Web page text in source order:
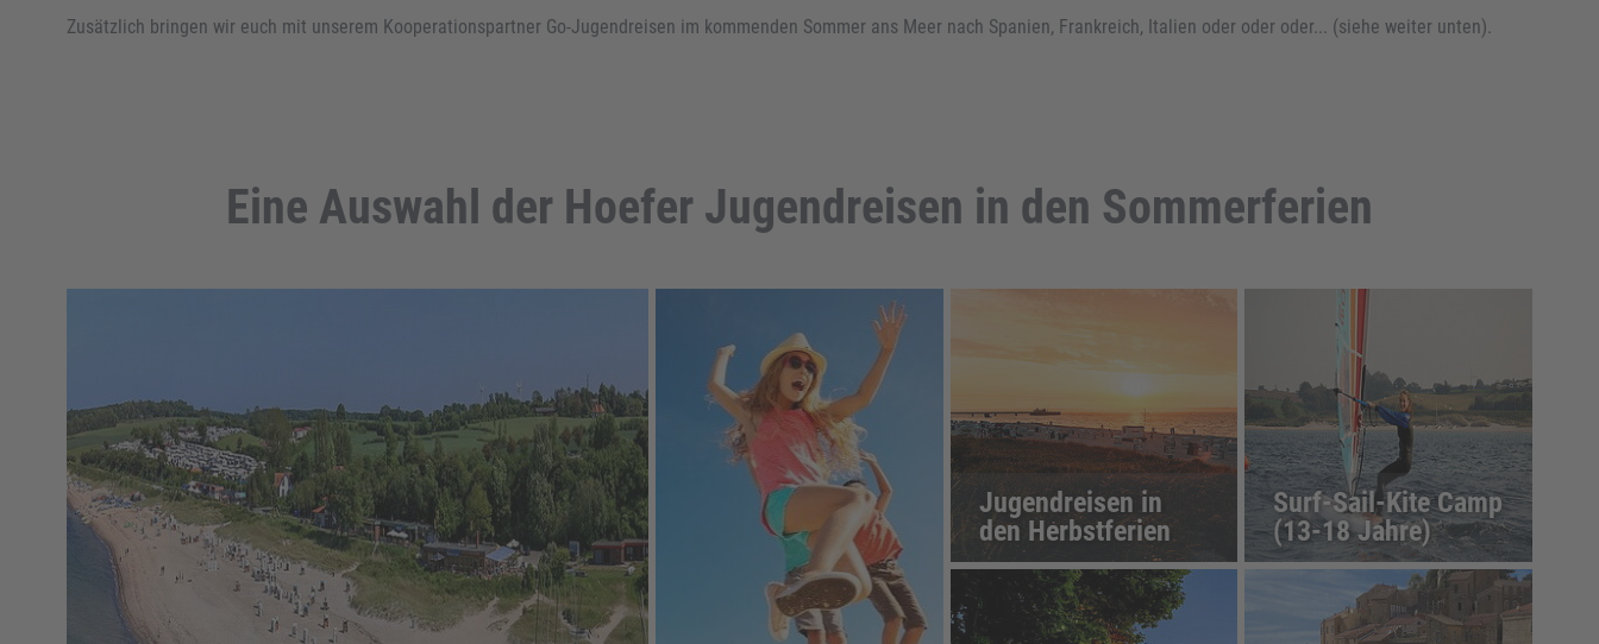
Zusätzlich bringen wir euch mit unserem Kooperationspartner Go-Jugendreisen im kommenden Sommer ans Meer nach Spanien, Frankreich, Italien oder oder oder... (siehe weiter unten).
Eine Auswahl der Hoefer Jugendreisen in den Sommerferien
Jugendreisen in
den Herbstferien
Surf-Sail-Kite Camp
(13-18 Jahre)